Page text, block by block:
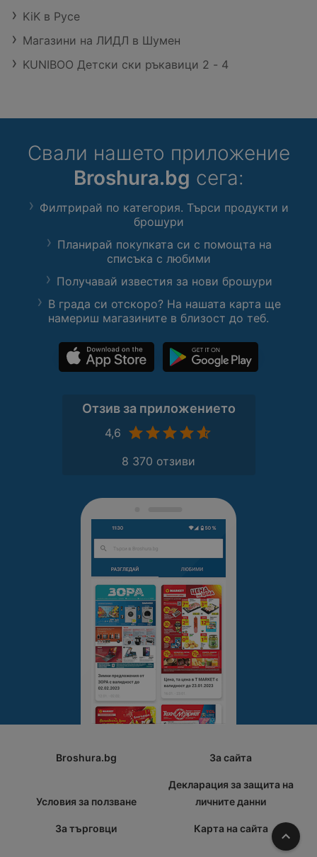
KiK в Русе
Магазини на ЛИДЛ в Шумен
KUNIBOO Детски ски ръкавици 2 - 4
Свали нашето приложение
Broshura.bg сега:
Филтрирай по категория. Търси продукти и
брошури
Планирай покупката си с помощта на
списъка с любими
Получавай известия за нови брошури
В града си отскоро? На нашата карта ще
намериш магазините в близост до теб.
Отзив за приложението
4,6
8 370 отзиви
Broshura.bg За сайта
Условия за ползване
Декларация за защита на
личните данни
За търговци Карта на сайта